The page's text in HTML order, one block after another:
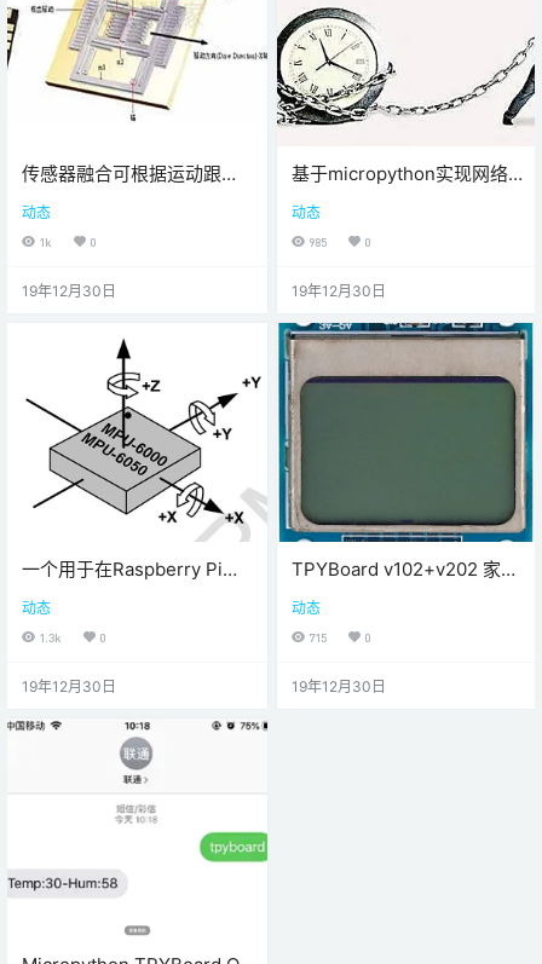
传感器融合可根据运动跟踪
设备的输出来计算偏航，俯
仰和横滚
动态
1k 0
19年12月30日
基于micropython实现网络
时间自动校准器
动态
985 0
19年12月30日
一个用于在Raspberry Pi上
访问MPU-6050数字加速度
计和陀螺仪的Python模块。
动态
1.3k 0
19年12月30日
TPYBoard v102+v202 家庭
无线温湿度检测
动态
715 0
19年12月30日